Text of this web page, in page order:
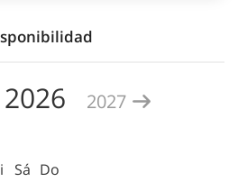
2026 2027
Sá Do